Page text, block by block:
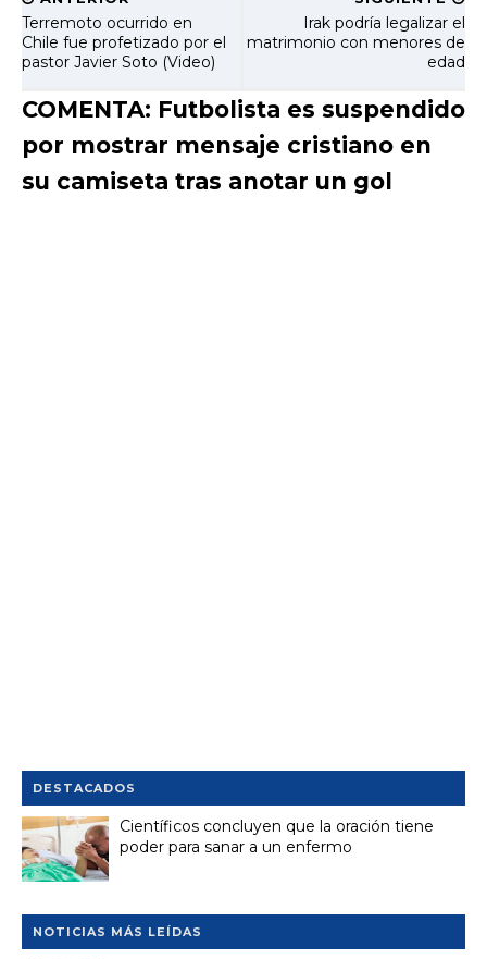
Irak podría legalizar el
matrimonio con menores de
edad
Terremoto ocurrido en
Chile fue profetizado por el
pastor Javier Soto (Video)
COMENTA: Futbolista es suspendido
por mostrar mensaje cristiano en
su camiseta tras anotar un gol
DESTACADOS
Científicos concluyen que la oración tiene
poder para sanar a un enfermo
NOTICIAS MÁS LEÍDAS